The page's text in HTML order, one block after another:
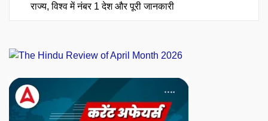
राज्य, विश्व में नंबर 1 देश और पूरी जानकारी